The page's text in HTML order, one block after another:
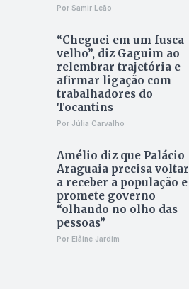
Por Samir Leão
“Cheguei em um fusca
velho”, diz Gaguim ao
relembrar trajetória e
afirmar ligação com
trabalhadores do
Tocantins
Por Júlia Carvalho
Amélio diz que Palácio
Araguaia precisa voltar
a receber a população e
promete governo
“olhando no olho das
pessoas”
Por Elâine Jardim